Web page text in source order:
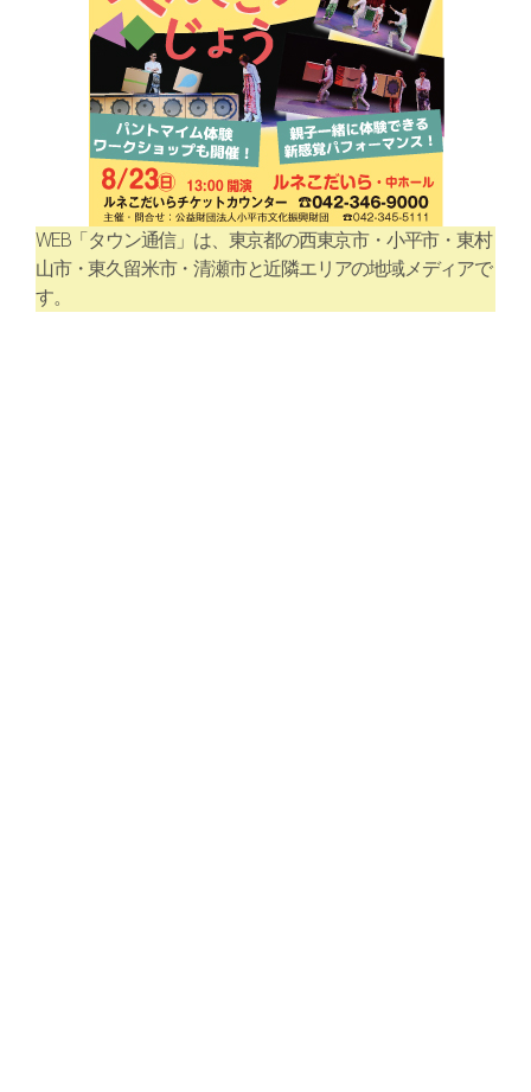
WEB「タウン通信」は、東京都の西東京市・小平市・東村
山市・東久留米市・清瀬市と近隣エリアの地域メディアで
す。